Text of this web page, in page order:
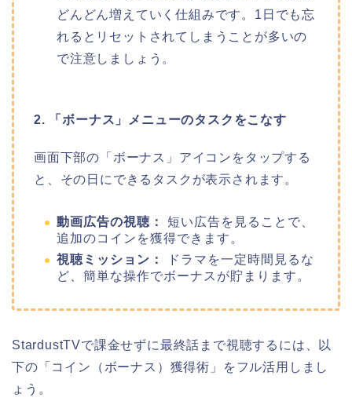
どんどん増えていく仕組みです。1日でも忘
れるとリセットされてしまうことが多いの
で注意しましょう。
2. 「ボーナス」メニューのタスクをこなす
画面下部の「ボーナス」アイコンをタップする
と、その日にできるタスクが表示されます。
動画広告の視聴：
短い広告を見ることで、
追加のコインを獲得できます。
視聴ミッション：
ドラマを一定時間見るな
ど、簡単な操作でボーナスが貯まります。
StardustTVで課金せずに最終話まで視聴するには、以
下の「コイン（ボーナス）獲得術」をフル活用しまし
ょう。